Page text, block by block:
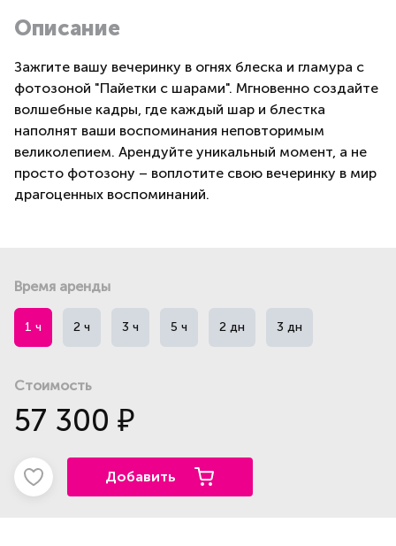
Описание
Зажгите вашу вечеринку в огнях блеска и гламура с
фотозоной "Пайетки с шарами". Мгновенно создайте
волшебные кадры, где каждый шар и блестка
наполнят ваши воспоминания неповторимым
великолепием. Арендуйте уникальный момент, а не
просто фотозону – воплотите свою вечеринку в мир
драгоценных воспоминаний.
Время аренды
1 ч 2 ч 3 ч 5 ч 2 дн 3 дн
Стоимость
57 300 ₽
Добавить